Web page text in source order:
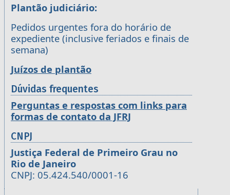
Plantão judiciário:
Pedidos urgentes fora do horário de
expediente (inclusive feriados e finais de
semana)
Juízos de plantão
Dúvidas frequentes
Perguntas e respostas com links para
formas de contato da JFRJ
CNPJ
Justiça Federal de Primeiro Grau no
Rio de Janeiro
CNPJ: 05.424.540/0001-16